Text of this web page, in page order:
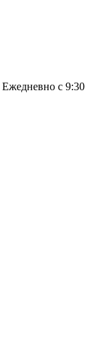
Ежедневно с 9:30